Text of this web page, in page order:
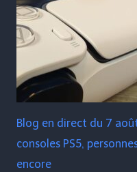
Blog en direct du 7
consoles PS5,
encore